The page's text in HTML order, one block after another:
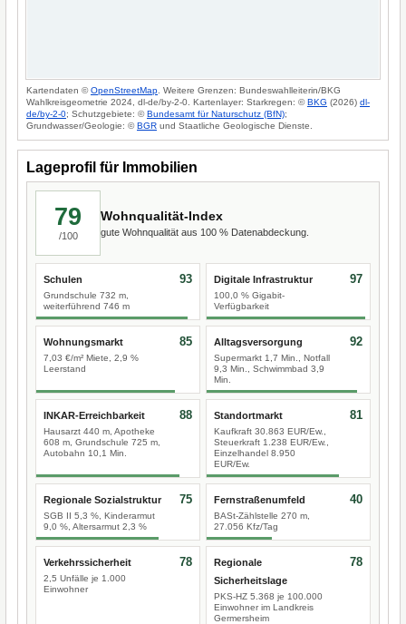
Kartendaten ©OpenStreetMap . Weitere Grenzen: Bundeswahlleiterin/BKG
Wahlkreisgeometrie 2024, dl-de/by-2-0. Kartenlayer: Starkregen: ©BKG (2026) dl-
de/by-2-0; Schutzgebiete: ©Bundesamt für Naturschutz (BfN);
Grundwasser/Geologie: ©BGR und Staatliche Geologische Dienste.
Lageprofil für Immobilien
79
/100
Wohnqualität-Index
gute Wohnqualität aus 100 % Datenabdeckung.
Schulen
Grundschule 732 m,
weiterführend 746 m
93 Digitale Infrastruktur
100,0 % Gigabit-
Verfügbarkeit
97
Wohnungsmarkt
7,03 €/m² Miete, 2,9 %
Leerstand
85 Alltagsversorgung
Supermarkt 1,7 Min., Notfall
9,3 Min., Schwimmbad 3,9
Min.
92
INKAR-Erreichbarkeit
Hausarzt 440 m, Apotheke
608 m, Grundschule 725 m,
Autobahn 10,1 Min.
88 Standortmarkt
Kaufkraft 30.863 EUR/Ew.,
Steuerkraft 1.238 EUR/Ew.,
Einzelhandel 8.950
EUR/Ew.
81
Regionale Sozialstruktur
SGB II 5,3 %, Kinderarmut
9,0 %, Altersarmut 2,3 %
75 Fernstraßenumfeld
BASt-Zählstelle 270 m,
27.056 Kfz/Tag
40
Verkehrssicherheit
2,5 Unfälle je 1.000
Einwohner
78
Regionale
Sicherheitslage
PKS-HZ 5.368 je 100.000
Einwohner im Landkreis
Germersheim
78